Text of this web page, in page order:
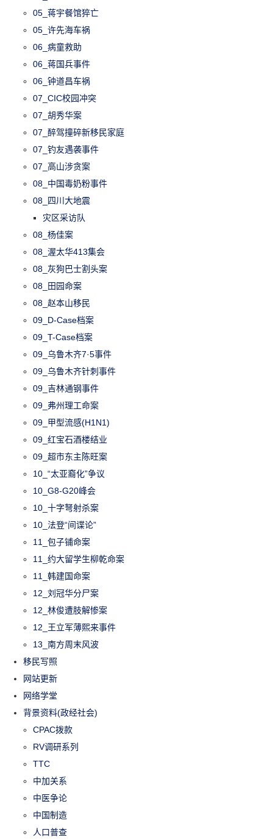
05_蒋宇餐馆猝亡
05_许先海车祸
06_病童救助
06_蒋国兵事件
06_钟道昌车祸
07_CIC校园冲突
07_胡秀华案
07_醉驾撞碎新移民家庭
07_钓友遇袭事件
07_高山涉贪案
08_中国毒奶粉事件
08_四川大地震
灾区采访队
08_杨佳案
08_渥太华413集会
08_灰狗巴士割头案
08_田园命案
08_赵本山移民
09_D-Case档案
09_T-Case档案
09_乌鲁木齐7·5事件
09_乌鲁木齐针刺事件
09_吉林通钢事件
09_弗州理工命案
09_甲型流感(H1N1)
09_红宝石酒楼结业
09_超市东主陈旺案
10_“太亚裔化”争议
10_G8-G20峰会
10_十字弩射杀案
10_法登“间谍论”
11_包子铺命案
11_约大留学生柳乾命案
11_韩建国命案
12_刘冠华分尸案
12_林俊遭肢解惨案
12_王立军薄熙来事件
13_南方周末风波
移民写照
网站更新
网络学堂
背景资料(政经社会)
CPAC拨款
RV调研系列
TTC
中加关系
中医争论
中国制造
人口普查